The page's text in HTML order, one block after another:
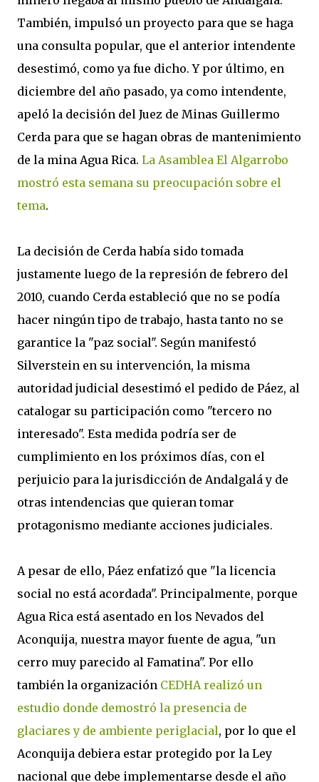
También, impulsó un proyecto para que se haga
una consulta popular, que el anterior intendente
desestimó, como ya fue dicho. Y por último, en
diciembre del año pasado, ya como intendente,
apeló la decisión del Juez de Minas Guillermo
Cerda para que se hagan obras de mantenimiento
de la mina Agua Rica. La Asamblea El Algarrobo
mostró esta semana su preocupación sobre el
tema.
La decisión de Cerda había sido tomada
justamente luego de la represión de febrero del
2010, cuando Cerda estableció que no se podía
hacer ningún tipo de trabajo, hasta tanto no se
garantice la "paz social". Según manifestó
Silverstein en su intervención, la misma
autoridad judicial desestimó el pedido de Páez, al
catalogar su participación como "tercero no
interesado". Esta medida podría ser de
cumplimiento en los próximos días, con el
perjuicio para la jurisdicción de Andalgalá y de
otras intendencias que quieran tomar
protagonismo mediante acciones judiciales.
A pesar de ello, Páez enfatizó que "la licencia
social no está acordada". Principalmente, porque
Agua Rica está asentado en los Nevados del
Aconquija, nuestra mayor fuente de agua, "un
cerro muy parecido al Famatina". Por ello
también la organización CEDHA realizó un
estudio donde demostró la presencia de
glaciares y de ambiente periglacial, por lo que el
Aconquija debiera estar protegido por la Ley
nacional que debe implementarse desde el año